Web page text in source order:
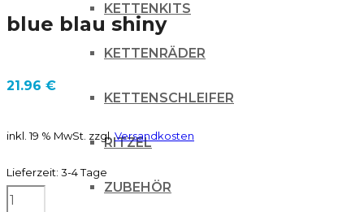
KETTENKITS
KETTENRÄDER
KETTENSCHLEIFER
RITZEL
ZUBEHÖR
blue blau shiny
21.96 €
inkl. 19 % MwSt. zzgl.Versandkosten
Lieferzeit: 3-4 Tage
Renthal